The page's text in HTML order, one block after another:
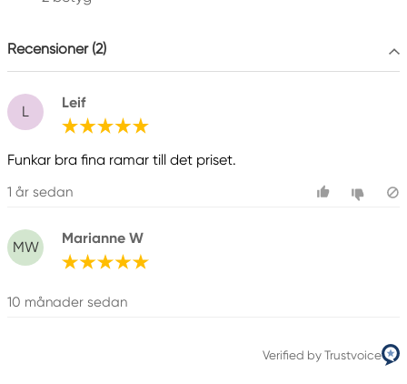
Recensioner (2)
L
Leif
Funkar bra fina ramar till det priset.
1 år sedan
MW
Marianne W
10 månader sedan
Verified by Trustvoice